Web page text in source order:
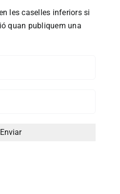
les caselles inferiors si
quan publiquem una